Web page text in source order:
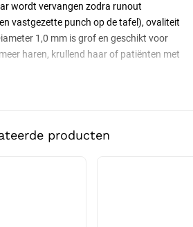
CE-gecertificeerd, CE Klasse IIa
wordt vervangen zodra runout
vastgezette punch op de tafel), ovaliteit
1,0 mm is grof en geschikt voor
haren, krullend haar of patiënten met
met Incuram-pen)
producten